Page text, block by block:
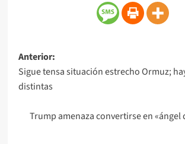
Anterior:
Sigue tensa situación estrecho Ormuz;
distintas
Trump amenaza convertirse en «ángel